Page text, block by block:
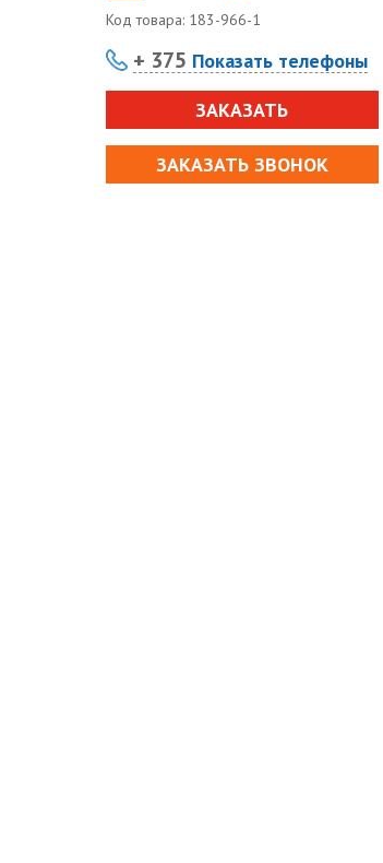
Код товара: 183-966-1
+ 375 Показать телефоны
ЗАКАЗАТЬ
ЗАКАЗАТЬ ЗВОНОК